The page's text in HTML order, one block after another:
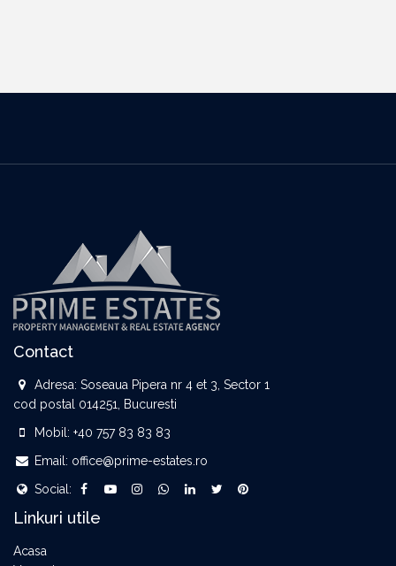
Contact
Adresa: Soseaua Pipera nr 4 et 3, Sector 1
cod postal 014251, Bucuresti
Mobil: +40 757 83 83 83
Email: office@prime-estates.ro
Social:
Linkuri utile
Acasa